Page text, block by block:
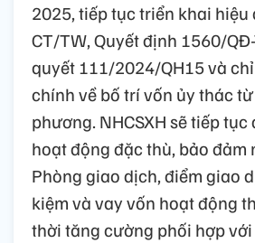
2025, tiếp tục triển khai hiệu
CT/TW, Quyết định 1560/
quyết 111/2024/QH15 và
chính về bố trí vốn ủy thác
phương. NHCSXH sẽ tiếp
hoạt động đặc thù, bảo đảm
Phòng giao dịch, điểm giao
kiệm và vay vốn hoạt động
thời tăng cường phối hợp